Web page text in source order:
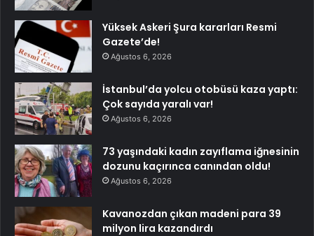
Yüksek Askeri Şura kararları Resmi
Gazete’de!
Ağustos 6, 2026
İstanbul’da yolcu otobüsü kaza yaptı:
Çok sayıda yaralı var!
Ağustos 6, 2026
73 yaşındaki kadın zayıflama iğnesinin
dozunu kaçırınca canından oldu!
Ağustos 6, 2026
Kavanozdan çıkan madeni para 39
milyon lira kazandırdı